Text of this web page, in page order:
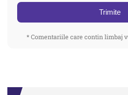
Trimite
* Comentariile care contin limbaj